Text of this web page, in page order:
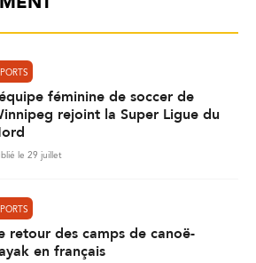
féminine de soccer de
rejoint la Super Ligue du
le 29 juillet
retour des camps de canoë-
en français